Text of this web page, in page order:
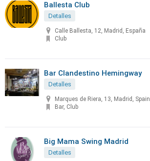
Ballesta Club
Detalles
Calle Ballesta, 12, Madrid, España
Club
Bar Clandestino Hemingway
Detalles
Marques de Riera, 13, Madrid, Spain
Bar, Club
Big Mama Swing Madrid
Detalles